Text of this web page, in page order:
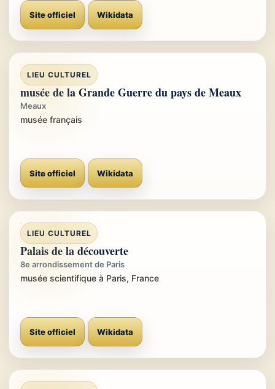
Site officiel Wikidata
LIEU CULTUREL
musée de la Grande Guerre du pays de Meaux
Meaux
musée français
Site officiel Wikidata
LIEU CULTUREL
Palais de la découverte
8e arrondissement de Paris
musée scientifique à Paris, France
Site officiel Wikidata